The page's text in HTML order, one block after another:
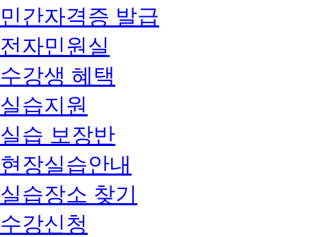
민간자격증 발급
전자민원실
수강생 혜택
실습지원
실습 보장반
현장실습안내
실습장소 찾기
수강신청